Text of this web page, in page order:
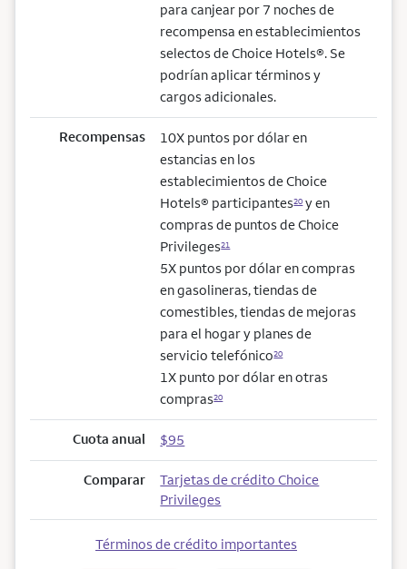
para canjear por 7 noches de
recompensa en establecimientos
selectos de Choice Hotels®. Se
podrían aplicar términos y
cargos adicionales.
Recompensas
10X puntos por dólar en
estancias en los
establecimientos de Choice
Hotels® participantes20y en
compras de puntos de Choice
Privileges21
5X puntos por dólar en compras
en gasolineras, tiendas de
comestibles, tiendas de mejoras
para el hogar y planes de
servicio telefónico20
1X punto por dólar en otras
compras20
Cuota anual $95
Comparar
Tarjetas de crédito Choice
Privileges
Términos de crédito importantes